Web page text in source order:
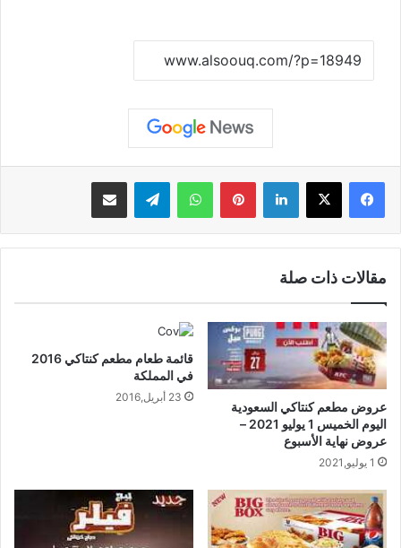
لينكدإن بينتيريستواتساب تيلقرام مشاركة عبر البريد
مقالات ذات صلة
عروض مطعم كنتاكي السعودية
اليوم الخميس 1 يوليو 2021 –
عروض نهاية الأسبوع
1 يوليو,2021
قائمة طعام مطعم كنتاكي 2016
في المملكة
23 أبريل,2016